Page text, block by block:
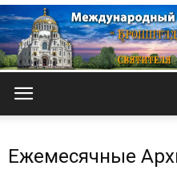
Ежемесячные